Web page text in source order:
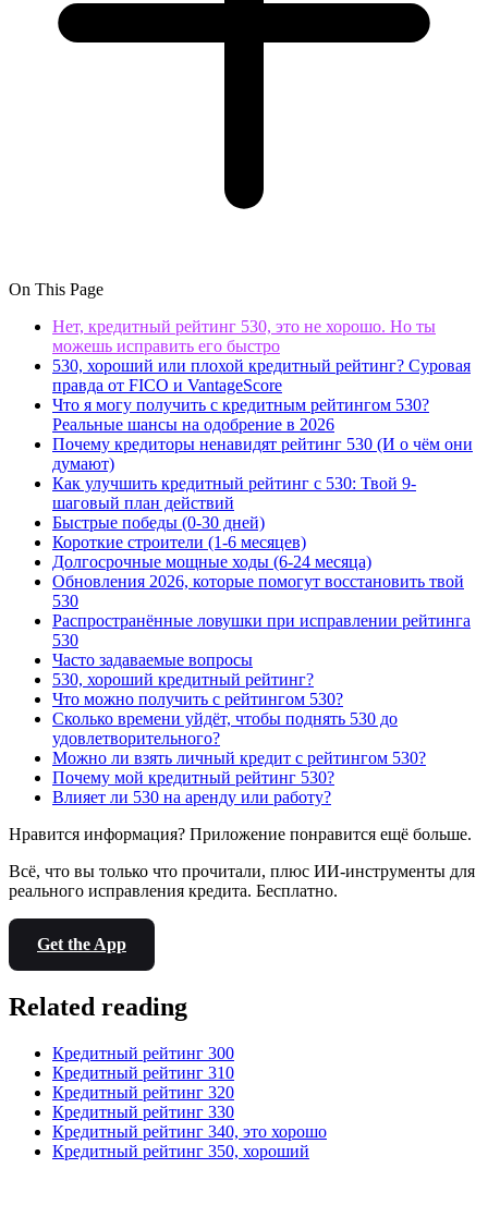
On This Page
Нет, кредитный рейтинг 530, это не хорошо. Но ты
можешь исправить его быстро
530, хороший или плохой кредитный рейтинг? Суровая
правда от FICO и VantageScore
Что я могу получить с кредитным рейтингом 530?
Реальные шансы на одобрение в 2026
Почему кредиторы ненавидят рейтинг 530 (И о чём они
думают)
Как улучшить кредитный рейтинг с 530: Твой 9-
шаговый план действий
Быстрые победы (0-30 дней)
Короткие строители (1-6 месяцев)
Долгосрочные мощные ходы (6-24 месяца)
Обновления 2026, которые помогут восстановить твой
530
Распространённые ловушки при исправлении рейтинга
530
Часто задаваемые вопросы
530, хороший кредитный рейтинг?
Что можно получить с рейтингом 530?
Сколько времени уйдёт, чтобы поднять 530 до
удовлетворительного?
Можно ли взять личный кредит с рейтингом 530?
Почему мой кредитный рейтинг 530?
Влияет ли 530 на аренду или работу?
Нравится информация? Приложение понравится ещё больше.
Всё, что вы только что прочитали, плюс ИИ-инструменты для
реального исправления кредита. Бесплатно.
Get the App
Related reading
Кредитный рейтинг 300
Кредитный рейтинг 310
Кредитный рейтинг 320
Кредитный рейтинг 330
Кредитный рейтинг 340, это хорошо
Кредитный рейтинг 350, хороший